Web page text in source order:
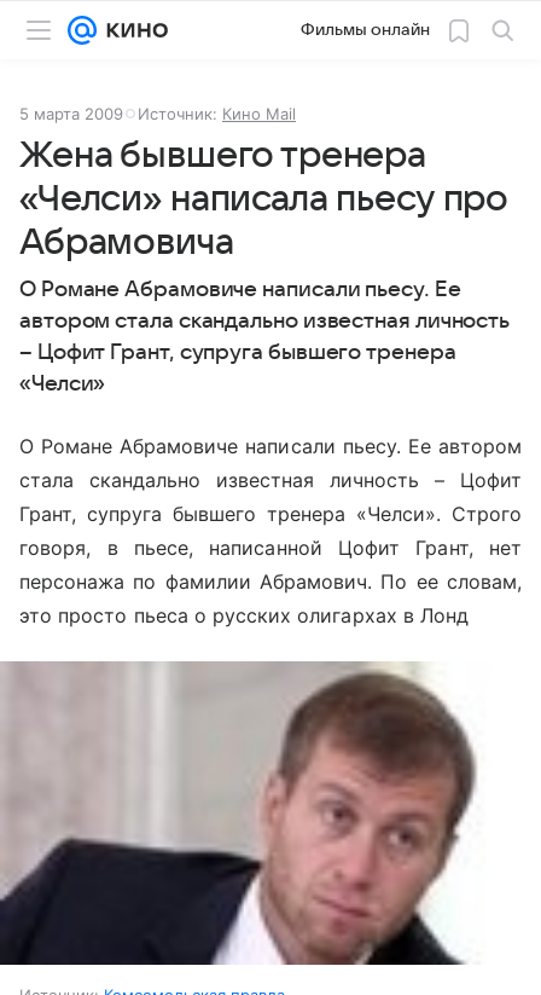
Фильмы онлайн
5 марта 2009 Источник: Кино Mail
Жена бывшего тренера
«Челси» написала пьесу про
Абрамовича
О Романе Абрамовиче написали пьесу. Ее
автором стала скандально известная личность
– Цофит Грант, супруга бывшего тренера
«Челси»
О Романе Абрамовиче написали пьесу. Ее автором
стала скандально известная личность – Цофит
Грант, супруга бывшего тренера «Челси». Строго
говоря, в пьесе, написанной Цофит Грант, нет
персонажа по фамилии Абрамович. По ее словам,
это просто пьеса о русских олигархах в Лонд